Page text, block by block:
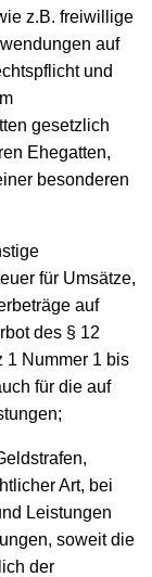
z.B. freiwillige
auf
und
gesetzlich
Ehegatten,
besonderen
für Umsätze,
auf
des § 12
1 Nummer 1 bis
für die auf
Art, bei
Leistungen
soweit die
der